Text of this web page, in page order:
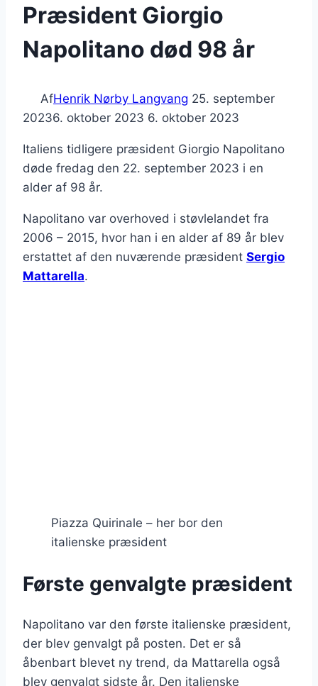
Præsident Giorgio
Napolitano død 98 år
AfHenrik Nørby Langvang 25. september
20236. oktober 2023 6. oktober 2023
Italiens tidligere præsident Giorgio Napolitano
døde fredag den 22. september 2023 i en
alder af 98 år.
Napolitano var overhoved i støvlelandet fra
2006 – 2015, hvor han i en alder af 89 år blev
erstattet af den nuværende præsident Sergio
Mattarella.
Piazza Quirinale – her bor den
italienske præsident
Første genvalgte præsident
Napolitano var den første italienske præsident,
der blev genvalgt på posten. Det er så
åbenbart blevet ny trend, da Mattarella også
blev genvalgt sidste år. Den italienske